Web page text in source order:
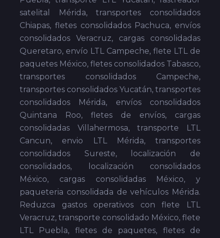
satelital Mérida, transportes consolidados
Chiapas, fletes consolidados Pachuca, envíos
consolidados Veracruz, cargas consolidadas
Queretaro, envío LTL Campeche, flete LTL de
paquetes México, fletes consolidados Tabasco,
transportes consolidados Campeche,
transportes consolidados Yucatán, transportes
consolidados Mérida, envíos consolidados
Quintana Roo, fletes de envíos, cargas
consolidadas Villahermosa, transporte LTL
Cancun, envio LTL Mérida, transportes
consolidados Sureste, localización de
consolidados, localización consolidados
México, cargas consolidadas México, y
paqueteria consolidada de vehículos Mérida.
Reduzca gastos operativos con flete LTL
Veracruz, transporte consolidado México, flete
LTL Puebla, fletes de paquetes, fletes de